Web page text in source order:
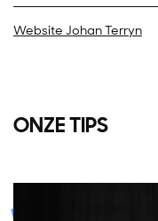
Website Johan Terryn
ONZE TIPS